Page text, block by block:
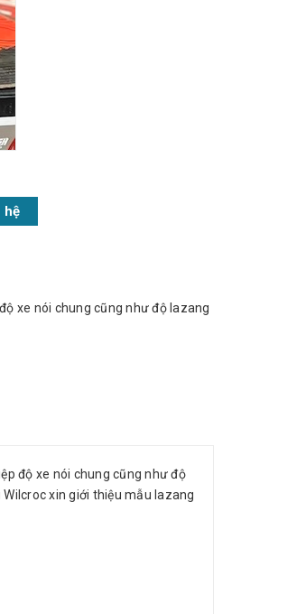
hệ
xe nói chung cũng như độ lazang
độ xe nói chung cũng như độ
xin giới thiệu mẫu lazang